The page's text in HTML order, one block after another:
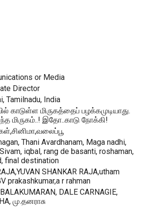
or Media
Director
Tamilnadu, India
காடுள்ள மிருகத்தைப் பழக்கமுடியாது.
மிருகம்..! இதோ..காடு நோக்கி!
Thani Avardhanam, Maga nadhi,
iqbal, rang de basanti, roshaman,
final destination
SHANKAR RAJA,utham
prakashkumar,a r rahman
DALE CARNAGIE,
மு.தனராசு